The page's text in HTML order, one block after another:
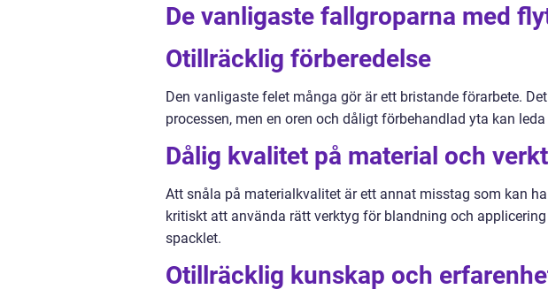
De vanligaste fallgroparna med
Otillräcklig förberedelse
Den vanligaste felet många gör är ett bristande förarbete.
processen, men en oren och dåligt förbehandlad yta kan
Dålig kvalitet på material och
Att snåla på materialkvalitet är ett annat misstag som kan
kritiskt att använda rätt verktyg för blandning och
spacklet.
Otillräcklig kunskap och